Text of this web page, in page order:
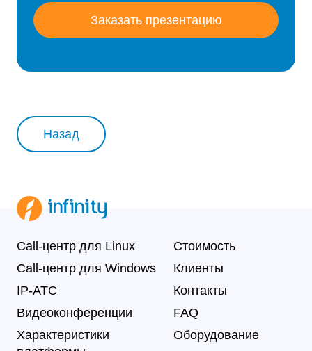
Заказать презентацию
Назад
Call-центр для Linux
Call-центр для Windows
IP-АТС
Видеоконференции
Характеристики
Стоимость
Клиенты
Контакты
FAQ
Оборудование